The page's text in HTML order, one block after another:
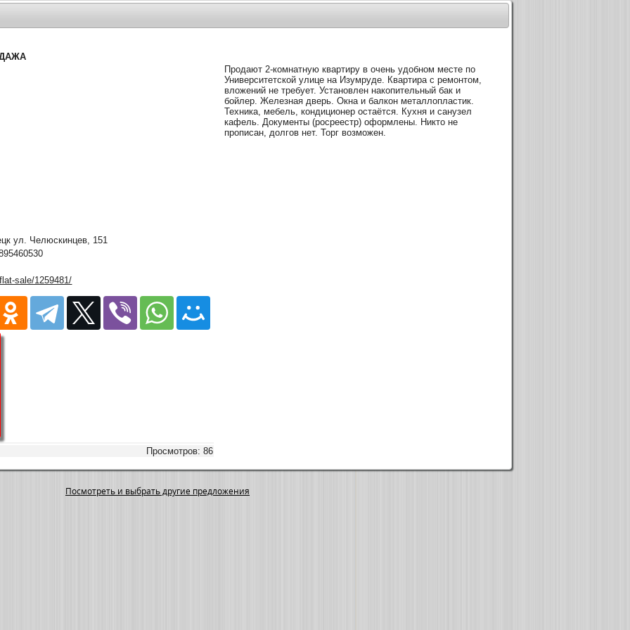
ул. Челюскинцев, 151
sale/1259481/
Просмотров: 86
Продают 2-комнатную квартиру в очень удобном месте по
Университетской улице на Изумруде. Квартира с ремонтом,
вложений не требует. Установлен накопительный бак и
бойлер. Железная дверь. Окна и балкон металлопластик.
Техника, мебель, кондиционер остаётся. Кухня и санузел
кафель. Документы (росреестр) оформлены. Никто не
прописан, долгов нет. Торг возможен.
Посмотреть и выбрать другие предложения